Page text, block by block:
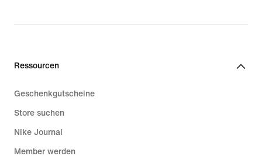
Ressourcen
Geschenkgutscheine
Store suchen
Nike Journal
Member werden